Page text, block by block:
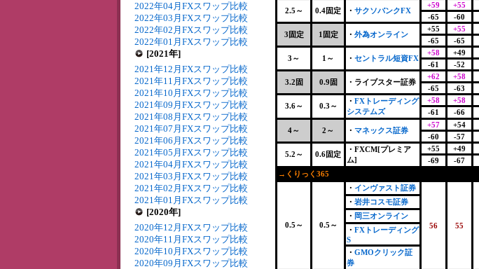
2022年04月FXスワップ比較
2022年03月FXスワップ比較
2022年02月FXスワップ比較
2022年01月FXスワップ比較
[2021年]
2021年12月FXスワップ比較
2021年11月FXスワップ比較
2021年10月FXスワップ比較
2021年09月FXスワップ比較
2021年08月FXスワップ比較
2021年07月FXスワップ比較
2021年06月FXスワップ比較
2021年05月FXスワップ比較
2021年04月FXスワップ比較
2021年03月FXスワップ比較
2021年02月FXスワップ比較
2021年01月FXスワップ比較
[2020年]
2020年12月FXスワップ比較
2020年11月FXスワップ比較
2020年10月FXスワップ比較
2020年09月FXスワップ比較
2.5～ 0.4固定 ・ サクソバンクFX
+59 +55
-65 -60
3固定 1固定 ・ 外為オンライン
+55 +55
-65 -65
3～ 1～ ・ セントラル短資FX
+58 +49
-61 -52
3.2固 0.9固 ・ライブスター証券
+62 +58
-65 -63
3.6～ 0.3～
・ FXトレーディング
システムズ
+58 +58
-61 -66
4～ 2～ ・ マネックス証券
+57 +54
-60 -57
5.2～ 0.6固定
・FXCM[プレミア
ム]
+55 +49
-69 -67
→くりっく365
0.5～ 0.5～
・ インヴァスト証券
56 55
・ 岩井コスモ証券
・ 岡三オンライン
・ FXトレーディング
S
・ GMOクリック証
券